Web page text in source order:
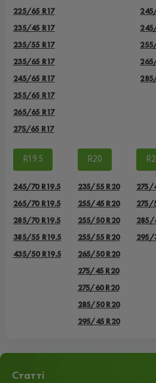
225/65 R17
235/45 R17
235/55 R17
235/65 R17
245/65 R17
255/65 R17
265/65 R17
275/65 R17
R19.5
245/70 R19.5
265/70 R19.5
285/70 R19.5
385/55 R19.5
435/50 R19.5
R20
235/55 R20
255/45 R20
255/50 R20
255/55 R20
265/50 R20
275/45 R20
275/60 R20
285/50 R20
295/45 R20
275/
275/
285/
295/
Статті